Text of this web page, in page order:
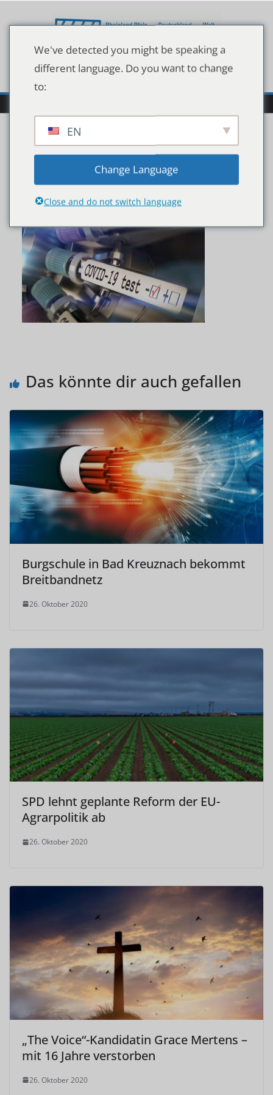
Inhalt
shutterstock_171280292
Das könnte dir auch gefallen
Burgschule in Bad Kreuznach bekommt
Breitbandnetz
26. Oktober 2020
SPD lehnt geplante Reform der EU-
Agrarpolitik ab
26. Oktober 2020
„The Voice“-Kandidatin Grace Mertens –
mit 16 Jahre verstorben
26. Oktober 2020
We've detected you might be speaking a
different language. Do you want to change
to:
EN
Change Language
Close and do not switch language